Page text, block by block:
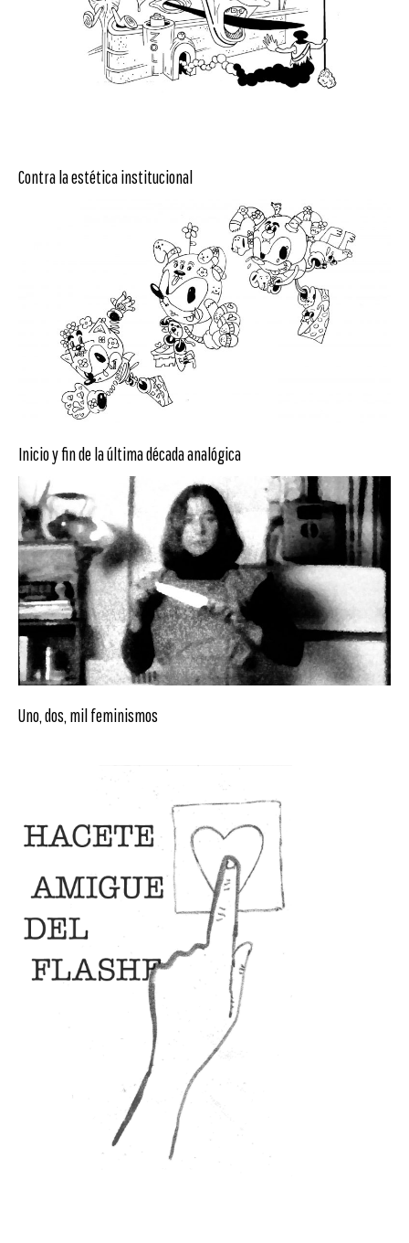
Contra la estética institucional
Inicio y fin de la última década analógica
Uno, dos, mil feminismos